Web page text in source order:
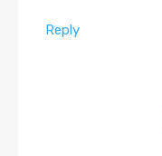
Reply